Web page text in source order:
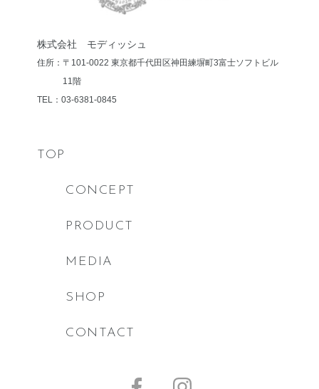
株式会社 モディッシュ
住所：〒101-0022 東京都千代田区神田練塀町3富士ソフトビル
11階
TEL：03-6381-0845
TOP
CONCEPT
PRODUCT
MEDIA
SHOP
CONTACT